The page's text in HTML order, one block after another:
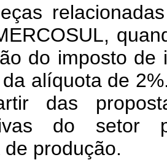
do imposto de
alíquota de
das
do setor
produção.